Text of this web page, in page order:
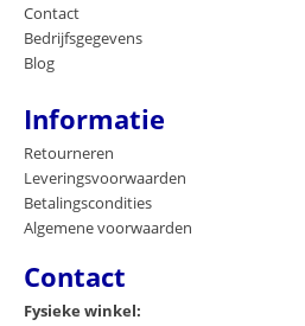
Contact
Bedrijfsgegevens
Blog
Informatie
Retourneren
Leveringsvoorwaarden
Betalingscondities
Algemene voorwaarden
Contact
Fysieke winkel: